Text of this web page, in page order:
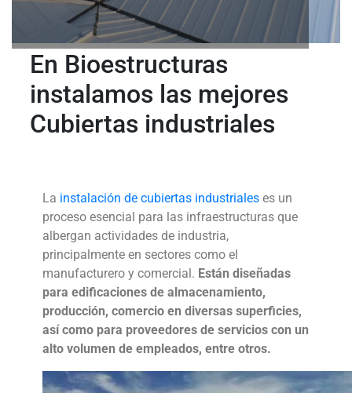
En Bioestructuras
instalamos las mejores
Cubiertas industriales
La instalación de cubiertas industriales es un
proceso esencial para las infraestructuras que
albergan actividades de industria,
principalmente en sectores como el
manufacturero y comercial. Están diseñadas
para edificaciones de almacenamiento,
producción, comercio en diversas superficies,
así como para proveedores de servicios con un
alto volumen de empleados, entre otros.